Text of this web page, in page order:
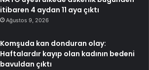
itibaren 4 aydan 11 aya çıktı
Ağustos 9, 2026
Komşuda kan donduran olay:
Haftalardır kayıp olan kadının bedeni
bavuldan çıktı